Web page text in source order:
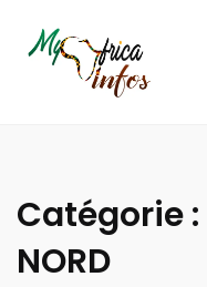
Catégorie :
NORD